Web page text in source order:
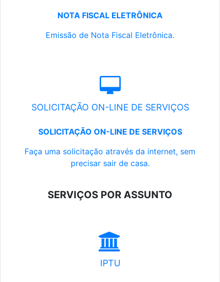
NOTA FISCAL ELETRÔNICA
Emissão de Nota Fiscal Eletrônica.
SOLICITAÇÃO ON-LINE DE SERVIÇOS
SOLICITAÇÃO ON-LINE DE SERVIÇOS
Faça uma solicitação através da internet, sem
precisar sair de casa.
SERVIÇOS POR ASSUNTO
IPTU